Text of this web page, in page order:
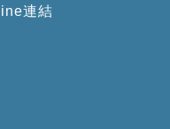
連結